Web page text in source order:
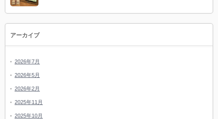
アーカイブ
2026年7月
2026年5月
2026年2月
2025年11月
2025年10月